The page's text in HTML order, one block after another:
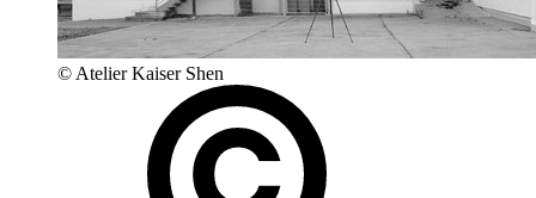
© Atelier Kaiser Shen